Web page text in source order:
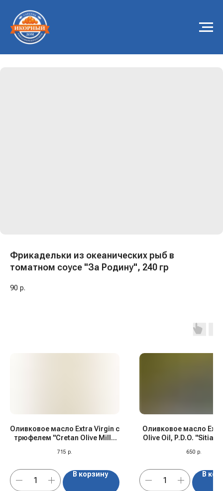
Фрикадельки из океанических рыб в
томатном соусе "За Родину", 240 гр
90 р.
Оливковое масло Extra Virgin с
трюфелем "Cretan Olive Mill",
715 р.
В корзину
Оливковое масло
Olive Oil, P.D.O. "Sitia",
650 р.
В